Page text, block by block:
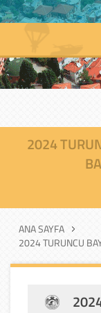
2024
ANA SAYFA
2024 TURUNCU